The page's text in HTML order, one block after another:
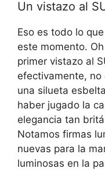
Un vistazo al
Eso es todo lo
este momento.
primer vistazo al
efectivamente, no
una silueta
haber jugado la
elegancia tan
Notamos firmas
nuevas para la
luminosas en la